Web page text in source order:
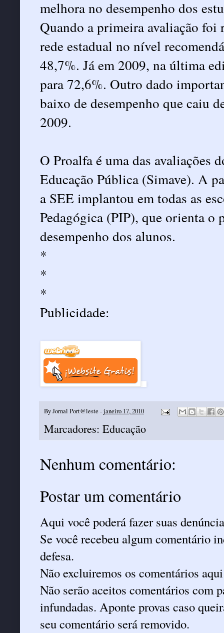
melhora no desempenho dos
Quando a primeira avaliação foi
rede estadual no nível
48,7%. Já em 2009, na última
para 72,6%. Outro dado
baixo de desempenho que caiu
2009.
O Proalfa é uma das avaliações
Educação Pública (Simave). A
a SEE implantou em todas as
Pedagógica (PIP), que orienta o
desempenho dos alunos.
*
*
*
Publicidade:
ByJornal Port@leste -janeiro 17, 2010
Marcadores: Educação
Nenhum comentário:
Postar um comentário
Aqui você poderá fazer suas
Se você recebeu algum comentário
defesa.
Não excluiremos os comentários
Não serão aceitos comentários com
infundadas. Aponte provas caso
seu comentário será removido.